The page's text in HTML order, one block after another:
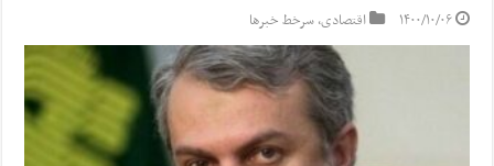
۱۴۰۰/۱۰/۰۶ اقتصادی,سرخط خبرها